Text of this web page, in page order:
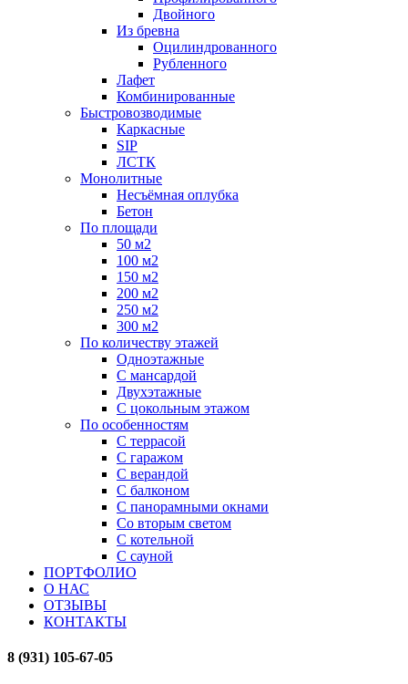
Двойного
Из бревна
Оцилиндрованного
Рубленного
Лафет
Комбинированные
Быстровозводимые
Каркасные
SIP
ЛСТК
Монолитные
Несъёмная оплубка
Бетон
По площади
50 м2
100 м2
150 м2
200 м2
250 м2
300 м2
По количеству этажей
Одноэтажные
С мансардой
Двухэтажные
С цокольным этажом
По особенностям
С террасой
С гаражом
С верандой
С балконом
С панорамными окнами
Со вторым светом
С котельной
С сауной
ПОРТФОЛИО
О НАС
ОТЗЫВЫ
КОНТАКТЫ
8 (931) 105-67-05